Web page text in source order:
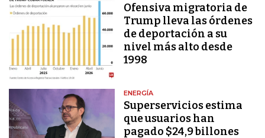
Ofensiva migratoria de
Trump lleva las órdenes
de deportación a su
nivel más alto desde
1998
ENERGÍA
Superservicios estima
que usuarios han
pagado $24,9 billones